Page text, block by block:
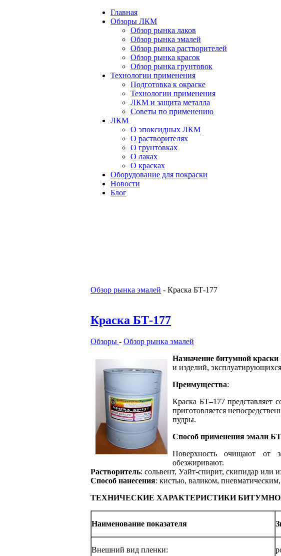
Главная
Обзоры ЛКМ
Обзор рынка лаков
Обзор рынка эмалей
Обзор рынка растворителей
Обзор рынка красок
Обзор рынка грунтовок
Технологии применения
Подготовка к окраске
Технологии применения
ЛКМ и защита металла
Советы по применению
ЛКМ
О эпоксидных ЛКМ
О растворителях
О грунтовках
О лаках
О красках
Оборудование для покраски
Новости
Блог
Обзор рынка эмалей - Краска БТ-177
Краска БТ-177
Обзоры - Обзор рынка эмалей
Назначение битумной
и изделий,
Преимущества:
Краска БТ–177
приготовляется
пудры.
Способ применения эмали
Поверхность очищают от
обезжиривают.
Растворитель: сольвент, Уайт-спирит, скипидар или
Способ нанесения: кистью, валиком,
ТЕХНИЧЕСКИЕ ХАРАКТЕРИСТИКИ
Наименование показателя
Внешний вид пленки: